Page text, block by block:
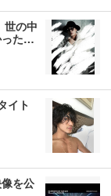
の中
った…
イト
を公